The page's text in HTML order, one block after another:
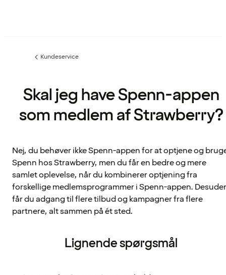
Forrige
Kundeservice
Skal jeg have Spenn-appen
som medlem af Strawberry?
Nej, du behøver ikke Spenn-appen for at optjene og
Spenn hos Strawberry, men du får en bedre og mere
samlet oplevelse, når du kombinerer optjening fra
forskellige medlemsprogrammer i Spenn-appen.
får du adgang til flere tilbud og kampagner fra flere
partnere, alt sammen på ét sted.
Lignende spørgsmål